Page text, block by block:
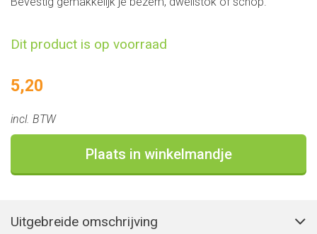
Dit product is op voorraad
5,20
incl. BTW
Plaats in winkelmandje
Uitgebreide omschrijving